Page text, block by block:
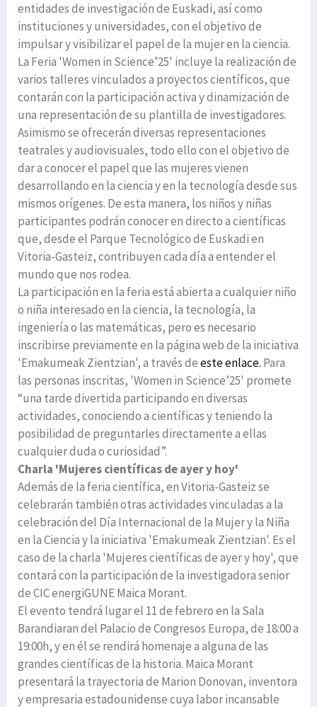
entidades de investigación de Euskadi, así como
instituciones y universidades, con el objetivo de
impulsar y visibilizar el papel de la mujer en la ciencia.
La Feria 'Women in Science’25' incluye la realización de
varios talleres vinculados a proyectos científicos, que
contarán con la participación activa y dinamización de
una representación de su plantilla de investigadores.
Asimismo se ofrecerán diversas representaciones
teatrales y audiovisuales, todo ello con el objetivo de
dar a conocer el papel que las mujeres vienen
desarrollando en la ciencia y en la tecnología desde sus
mismos orígenes. De esta manera, los niños y niñas
participantes podrán conocer en directo a científicas
que, desde el Parque Tecnológico de Euskadi en
Vitoria-Gasteiz, contribuyen cada día a entender el
mundo que nos rodea.
La participación en la feria está abierta a cualquier niño
o niña interesado en la ciencia, la tecnología, la
ingeniería o las matemáticas, pero es necesario
inscribirse previamente en la página web de la iniciativa
'Emakumeak Zientzian', a través deeste enlace. Para
las personas inscritas, 'Women in Science’25' promete
“una tarde divertida participando en diversas
actividades, conociendo a científicas y teniendo la
posibilidad de preguntarles directamente a ellas
cualquier duda o curiosidad”.
Charla 'Mujeres científicas de ayer y hoy'
Además de la feria científica, en Vitoria-Gasteiz se
celebrarán también otras actividades vinculadas a la
celebración del Día Internacional de la Mujer y la Niña
en la Ciencia y la iniciativa 'Emakumeak Zientzian'. Es el
caso de la charla 'Mujeres científicas de ayer y hoy', que
contará con la participación de la investigadora senior
de CIC energiGUNE Maica Morant.
El evento tendrá lugar el 11 de febrero en la Sala
Barandiaran del Palacio de Congresos Europa, de 18:00 a
19:00h, y en él se rendirá homenaje a alguna de las
grandes científicas de la historia. Maica Morant
presentará la trayectoria de Marion Donovan, inventora
y empresaria estadounidense cuya labor incansable